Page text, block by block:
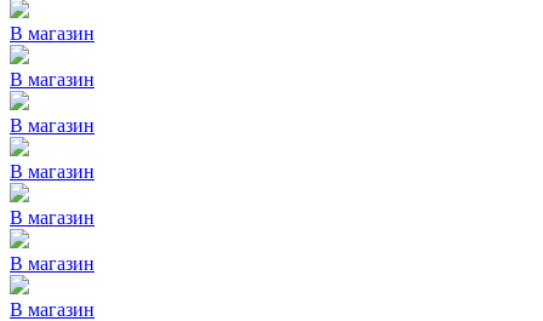
В магазин
В магазин
В магазин
В магазин
В магазин
В магазин
В магазин